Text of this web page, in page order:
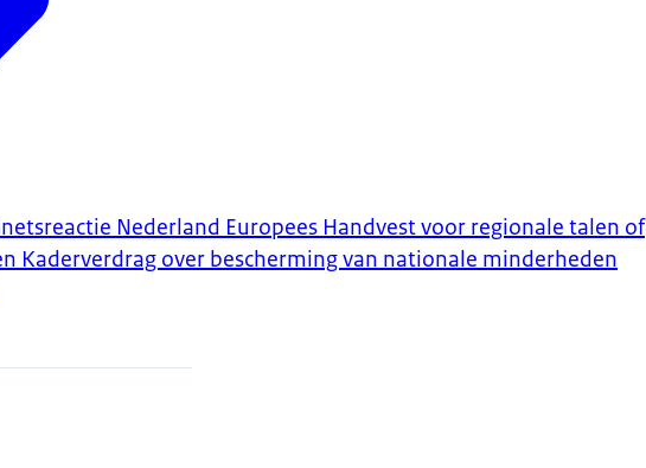
Nederland Europees Handvest voor regionale talen of
Kaderverdrag over bescherming van nationale minderheden